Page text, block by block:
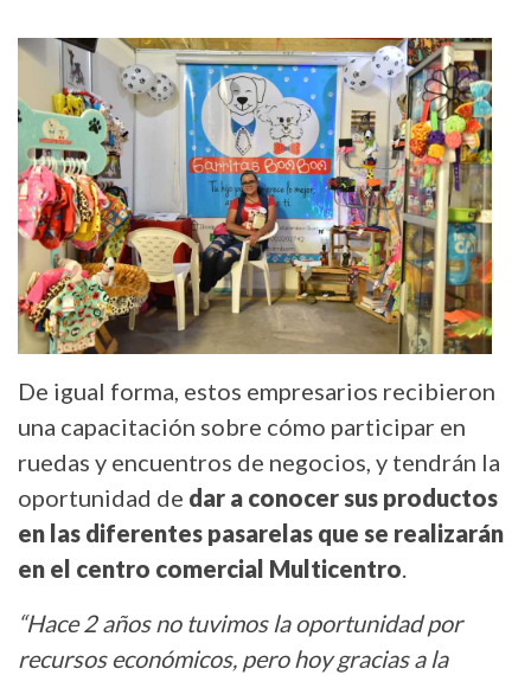
De igual forma, estos empresarios recibieron
una capacitación sobre cómo participar en
ruedas y encuentros de negocios, y tendrán la
oportunidad de dar a conocer sus productos
en las diferentes pasarelas que se realizarán
en el centro comercial Multicentro.
“Hace 2 años no tuvimos la oportunidad por
recursos económicos, pero hoy gracias a la